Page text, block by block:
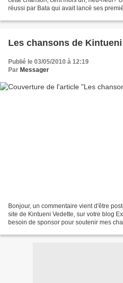
réussi par Bata qui avait lancé ses
Les chansons de
Publié le 03/05/2010 à 12:19
Par Messager
Bonjour, un commentaire vient d'être
site de Kintueni Vedette, sur votre blog
besoin de sponsor pour soutenir mes